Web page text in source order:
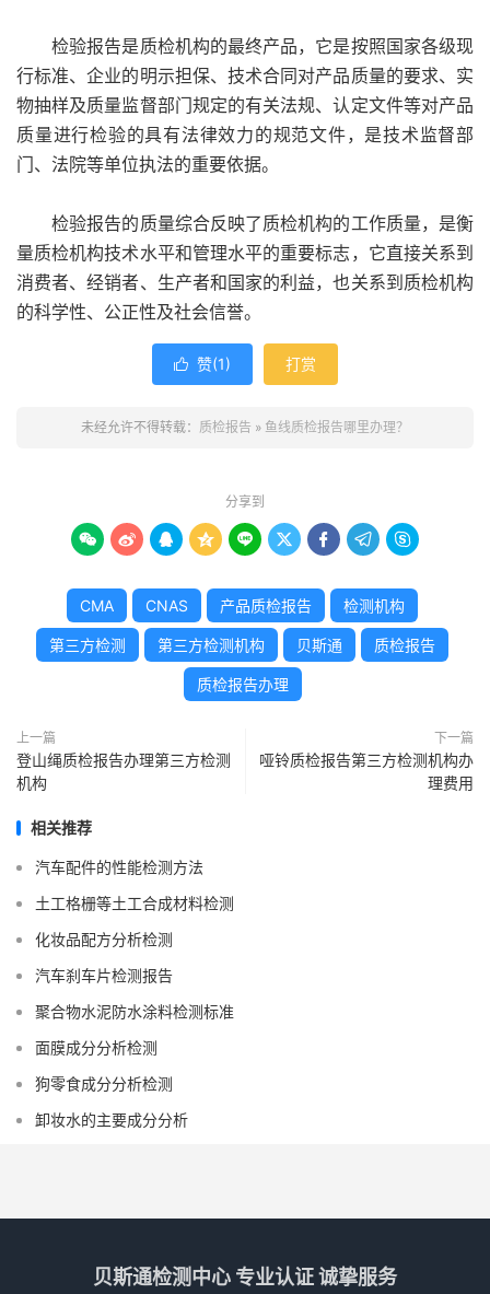
检验报告是质检机构的最终产品，它是按照国家各级现
行标准、企业的明示担保、技术合同对产品质量的要求、实
物抽样及质量监督部门规定的有关法规、认定文件等对产品
质量进行检验的具有法律效力的规范文件，是技术监督部
门、法院等单位执法的重要依据。
检验报告的质量综合反映了质检机构的工作质量，是衡
量质检机构技术水平和管理水平的重要标志，它直接关系到
消费者、经销者、生产者和国家的利益，也关系到质检机构
的科学性、公正性及社会信誉。
 赞(1) 打赏
未经允许不得转载： 质检报告 » 鱼线质检报告哪里办理？
分享到
        
CMA CNAS 产品质检报告 检测机构
第三方检测 第三方检测机构 贝斯通 质检报告
质检报告办理
上一篇
登山绳质检报告办理第三方检测
机构
下一篇
哑铃质检报告第三方检测机构办
理费用
相关推荐
汽车配件的性能检测方法
土工格栅等土工合成材料检测
化妆品配方分析检测
汽车刹车片检测报告
聚合物水泥防水涂料检测标准
面膜成分分析检测
狗零食成分分析检测
卸妆水的主要成分分析
贝斯通检测中心 专业认证 诚挚服务